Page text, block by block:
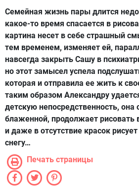
Семейная жизнь пары длится
какое-то время спасается в
картина несет в себе страшный
тем временем, изменяет ей,
навсегда закрыть Сашу в
но этот замысел успела
которая и отправила ее жить к
таким образом Александру
детскую непосредственность, она
блаженной, продолжает рисовать
и даже в отсутствие красок
снегу…
Печать страницы